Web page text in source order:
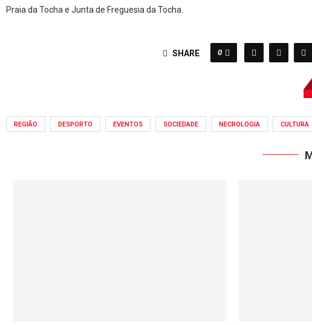
Praia da Tocha e Junta de Freguesia da Tocha.
SHARE 0
REGIÃO DESPORTO EVENTOS SOCIEDADE NECROLOGIA CULTURA